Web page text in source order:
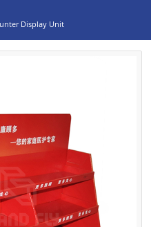
Display Unit